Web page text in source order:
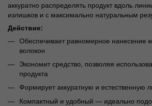
аккуратно распределять продукт вдоль
излишков и с максимально натуральным
Действие:
Обеспечивает равномерное нанесение
волокон
Экономит средство, позволяя
продукта
Формирует аккуратную и естественную
Компактный и удобный — идеально